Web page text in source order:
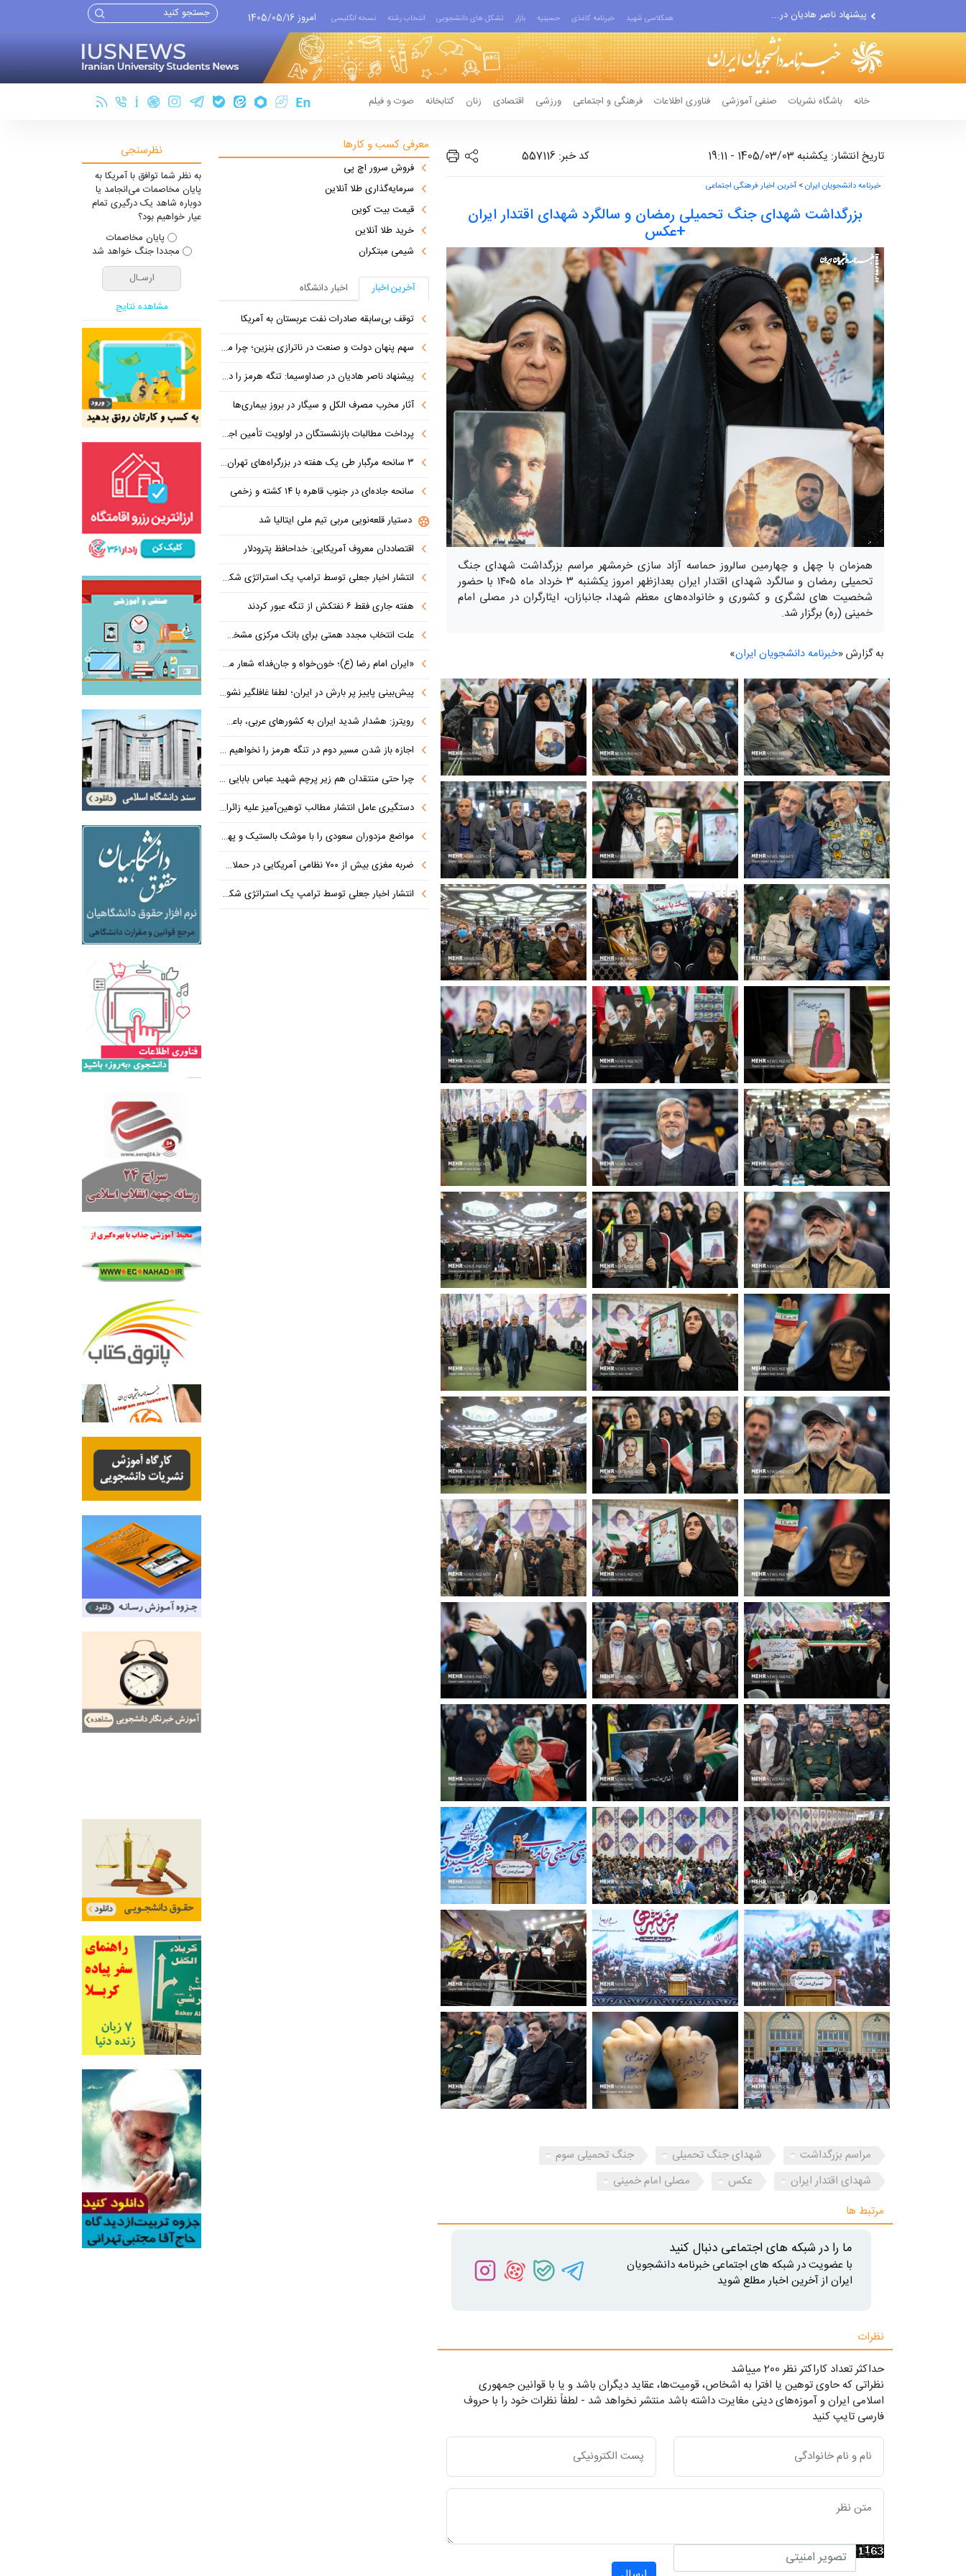
معامله با گرگِ آمریکایی،...
دستیار قلعه‌نویی مربی تیم...
اقتصاددان معروف آمریکایی:...
انتشار اخبار جعلی توسط...
همکلاسی شهید خبرنامه کاغذی حسینیه بازار تشکل های دانشجویی انتخاب رشته نسخه انگلیسی امروز 1405/05/16
خانه باشگاه نشریات صنفی آموزشی فناوری اطلاعات فرهنگی و اجتماعی ورزشی اقتصادی زنان کتابخانه صوت و فیلم
تاریخ انتشار: یکشنبه 1405/03/03 - 19:11 کد خبر: 557116
خبرنامه دانشجویان ایران> آخرین اخبار فرهنگی اجتماعی
بزرگداشت شهدای جنگ تحمیلی رمضان و سالگرد شهدای اقتدار ایران
+عکس
همزمان با چهل و چهارمین سالروز حماسه آزاد سازی خرمشهر مراسم بزرگداشت شهدای جنگ
تحمیلی رمضان و سالگرد شهدای اقتدار ایران بعدازظهر امروز یکشنبه ۳ خرداد ماه ۱۴۰۵ با حضور
شخصیت های لشگری و کشوری و خانواده‌های معظم شهدا، جانبازان، ایثارگران در مصلی امام
خمینی (ره) برگزار شد.
به گزارش «خبرنامه دانشجویان ایران»
مراسم بزرگداشت شهدای جنگ تحمیلی
جنگ تحمیلی سوم
شهدای اقتدار ایران
عکس
مصلی امام خمینی
مرتبط ها
ما را در شبکه های اجتماعی دنبال کنید
با عضویت در شبکه های اجتماعی خبرنامه دانشجویان
ایران از آخرین اخبار مطلع شوید
نظرات
حداکثر تعداد کاراکتر نظر 200 ميياشد
نظراتی که حاوی توهین یا افترا به اشخاص، قومیت‌ها، عقاید دیگران باشد و یا با قوانین جمهوری
اسلامی ایران و آموزه‌های دینی مغایرت داشته باشد منتشر نخواهد شد - لطفاً نظرات خود را با حروف
فارسی تایپ کنید
معرفی کسب و کارها
فروش سرور اچ پی
سرمایه‌گذاری طلا آنلاین
قیمت بیت کوین
خرید طلا آنلاین
شیمی مبتکران
آخرین اخبار
اخبار دانشگاه
توقف بی‌سابقه صادرات نفت عربستان به آمریکا
سهم پنهان دولت و صنعت در ناترازی بنزین؛ چرا مردم مقصر اصلی نیستند؟
پیشنهاد ناصر هادیان در صداوسیما: تنگه هرمز را در ازای رفع تحریم معامله کنیم
آثار مخرب مصرف الکل و سیگار در بروز بیماری‌ها
پرداخت مطالبات بازنشستگان در اولویت تأمین اجتماعی؛ پیگیری برای تأمین منابع ادامه دارد
۳ سانحه مرگبار طی یک هفته در بزرگراه‌های تهران؛ هشدار دوباره به رانندگان و عابران
سانحه جاده‌ای در جنوب قاهره با ۱۴ کشته و زخمی
دستیار قلعه‌نویی مربی تیم ملی ایتالیا شد
اقتصاددان معروف آمریکایی: خداحافظ پترودلار
انتشار اخبار جعلی توسط ترامپ یک استراتژی شکست خورده است
هفته جاری فقط ۶ نفتکش از تنگه عبور کردند
علت انتخاب مجدد همتی برای بانک مرکزی مشخص شد: پزشکیان هنوز هم متوجه نشده است چرا همتی استیضاح شد!
«ایران امام رضا (ع)؛ خون‌خواه و جان‌فدا» شعار محوری دهه پایانی صفر شد
پیش‌بینی پاییز پر بارش در ایران؛ لطفا غافلگیر نشوید
رویترز: هشدار شدید ایران به کشورهای عربی، باعث توقف حمله آمریکا شد
اجازه باز شدن مسیر دوم در تنگه هرمز را نخواهیم داد
چرا حتی منتقدان هم زیر پرچم شهید عباس بابایی ایستادند؟
دستگیری عامل انتشار مطالب توهین‌آمیز علیه زائران اربعین در فضای مجازی
مواضع مزدوران سعودی را با موشک بالستیک و پهپاد در هم شکستیم
ضربه مغزی بیش از ۷۰۰ نظامی آمریکایی در حملات ایران
انتشار اخبار جعلی توسط ترامپ یک استراتژی شکست خورده است
نظرسنجی
به نظر شما توافق با آمریکا به
پایان مخاصمات می‌انجامد یا
دوباره شاهد یک درگیری تمام
عیار خواهیم بود؟
پایان مخاصمات
مجددا جنگ خواهد شد
مشاهده نتایج